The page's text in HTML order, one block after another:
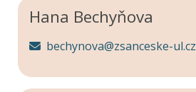
Hana Bechyňova
bechynova@zsanceske-ul.cz